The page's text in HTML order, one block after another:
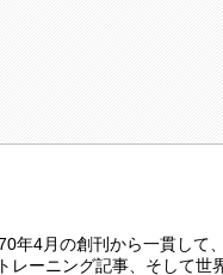
4月の創刊から一貫して
ーニング記事、そして